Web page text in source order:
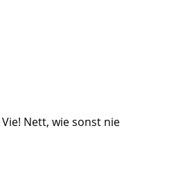
Nett, wie sonst nie